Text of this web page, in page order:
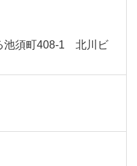
池須町408-1 北川ビ